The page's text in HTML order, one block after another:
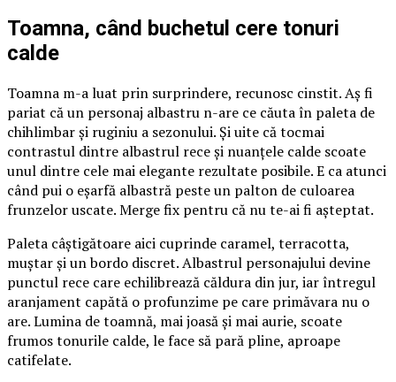
Toamna, când buchetul cere tonuri
calde
Toamna m-a luat prin surprindere, recunosc cinstit. Aș fi
pariat că un personaj albastru n-are ce căuta în paleta de
chihlimbar și ruginiu a sezonului. Și uite că tocmai
contrastul dintre albastrul rece și nuanțele calde scoate
unul dintre cele mai elegante rezultate posibile. E ca atunci
când pui o eșarfă albastră peste un palton de culoarea
frunzelor uscate. Merge fix pentru că nu te-ai fi așteptat.
Paleta câștigătoare aici cuprinde caramel, terracotta,
muștar și un bordo discret. Albastrul personajului devine
punctul rece care echilibrează căldura din jur, iar întregul
aranjament capătă o profunzime pe care primăvara nu o
are. Lumina de toamnă, mai joasă și mai aurie, scoate
frumos tonurile calde, le face să pară pline, aproape
catifelate.